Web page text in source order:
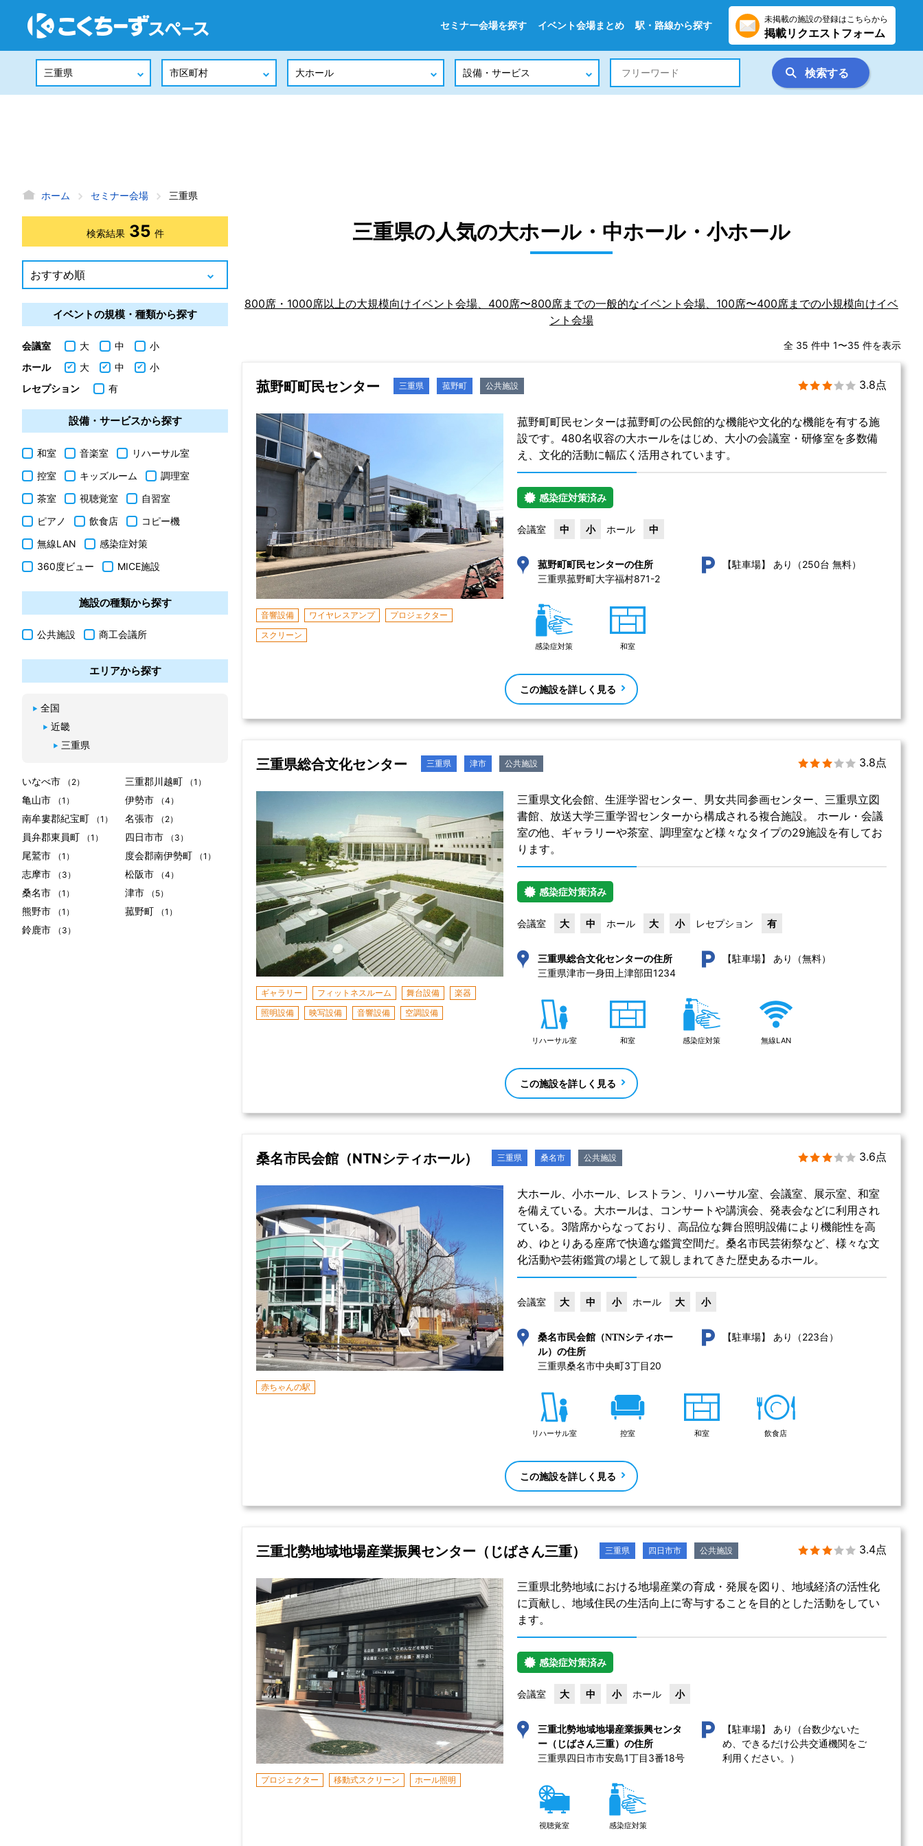
セミナー会場を探す イベント会場まとめ 駅・路線から探す
未掲載の施設の登録はこちらから
掲載リクエストフォーム
検索する
ホーム セミナー会場 三重県
三重県の人気の大ホール・中ホール・小ホール
800席・1000席以上の大規模向けイベント会場、400席〜800席までの一般的なイベント会場、100席〜400席までの小規模向けイベ
ント会場
全 35 件中 1〜35 件を表示
菰野町町民センター 三重県 菰野町 公共施設 3.8点
音響設備 ワイヤレスアンプ
プロジェクター
スクリーン
菰野町町民センターは菰野町の公民館的な機能や文化的な機能を有する施
設です。480名収容の大ホールをはじめ、大小の会議室・研修室を多数備
え、文化的活動に幅広く活用されています。
感染症対策済み
会議室 中 小 ホール 中
菰野町町民センターの住所
三重県菰野町大字福村871-2
【駐車場】 あり（250台 無料）
感染症対策 和室
この施設を詳しく見る
三重県総合文化センター 三重県 津市 公共施設 3.8点
ギャラリー フィットネスルーム 舞台設備
楽器
照明設備
映写設備 音響設備 空調設備
三重県文化会館、生涯学習センター、男女共同参画センター、三重県立図
書館、放送大学三重学習センターから構成される複合施設。 ホール・会議
室の他、ギャラリーや茶室、調理室など様々なタイプの29施設を有してお
ります。
感染症対策済み
会議室 大 中 ホール 大 小 レセプション 有
三重県総合文化センターの住所
三重県津市一身田上津部田1234
【駐車場】 あり（無料）
リハーサル室 和室 感染症対策 無線LAN
この施設を詳しく見る
桑名市民会館（NTNシティホール） 三重県 桑名市 公共施設 3.6点
赤ちゃんの駅
大ホール、小ホール、レストラン、リハーサル室、会議室、展示室、和室
を備えている。大ホールは、コンサートや講演会、発表会などに利用され
ている。3階席からなっており、高品位な舞台照明設備により機能性を高
め、ゆとりある座席で快適な鑑賞空間だ。桑名市民芸術祭など、様々な文
化活動や芸術鑑賞の場として親しまれてきた歴史あるホール。
会議室 大 中 小 ホール 大 小
桑名市民会館（NTNシティホー
ル）の住所
三重県桑名市中央町3丁目20
【駐車場】 あり（223台）
リハーサル室 控室 和室 飲食店
この施設を詳しく見る
三重北勢地域地場産業振興センター（じばさん三重） 三重県 四日市市 公共施設 3.4点
プロジェクター 移動式スクリーン ホール照明
三重県北勢地域における地場産業の育成・発展を図り、地域経済の活性化
に貢献し、地域住民の生活向上に寄与することを目的とした活動をしてい
ます。
感染症対策済み
会議室 大 中 小 ホール 小
三重北勢地域地場産業振興センタ
ー（じばさん三重）の住所
三重県四日市市安島1丁目3番18号
【駐車場】
あり（台数少ないた
め、できるだけ公共交通機関をご
利用ください。）
視聴覚室 感染症対策
検索結果 35 件
イベントの規模・種類から探す
会議室 大 中
小
ホール
大 中
小
レセプション
有
設備・サービスから探す
和室 音楽室
リハーサル室
控室
キッズルーム
調理室
茶室
視聴覚室
自習室
ピアノ
飲食店
コピー機
無線LAN
感染症対策
360度ビュー
MICE施設
施設の種類から探す
公共施設 商工会議所
エリアから探す
全国
近畿
三重県
いなべ市 （2） 三重郡川越町 （1）
亀山市 （1） 伊勢市 （4）
南牟婁郡紀宝町 （1） 名張市 （2）
員弁郡東員町 （1） 四日市市 （3）
尾鷲市 （1） 度会郡南伊勢町 （1）
志摩市 （3） 松阪市 （4）
桑名市 （1） 津市 （5）
熊野市 （1） 菰野町 （1）
鈴鹿市 （3）